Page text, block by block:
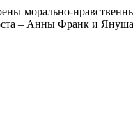
морально-
– Анны Франк и